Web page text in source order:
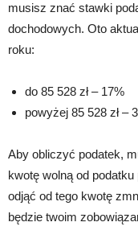
musisz znać stawki
dochodowych. Oto
roku:
do 85 528 zł – 17%
powyżej 85 528 zł –
Aby obliczyć podatek,
kwotę wolną od
odjąć od tego kwotę
będzie twoim